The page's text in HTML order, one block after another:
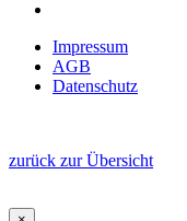
Impressum
AGB
Datenschutz
zurück zur Übersicht